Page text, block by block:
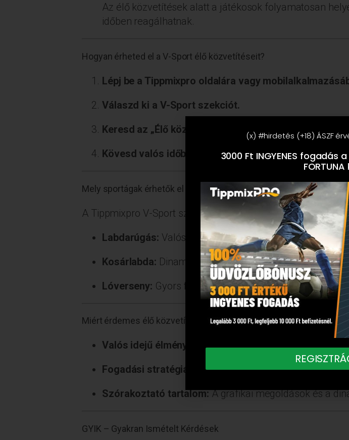
Az élő közvetítések alatt a játékosok folyamatosan
időben reagálhatnak.
Hogyan érheted el a V-Sport élő közvetítéseit?
Lépj be a Tippmixpro oldalára vagy
Válaszd ki a V-Sport szekciót.
Keresd az „Élő közvetítés” funkciót a kiválasztott
Kövesd valós időben a mérkőzések eseményeit,
Mely sportágak érhetők el élő közvetítésben?
A Tippmixpro V-Sport szekciójában számos népszerű
Labdarúgás: Valósághű szimulációk, amelyek akár a
Kosárlabda: Dinamikus és gyors tempójú események,
Lóverseny: Gyors futamok és látványos befutók várják
Miért érdemes élő közvetítéseket nézni a V-Sportban?
Valós idejű élmény:
Kövesd az eseményeket, mintha
Fogadási stratégiák tesztelése:Az élő statisztikák
Szórakoztató tartalom:A grafikai megoldások és a
GYIK – Gyakran Ismételt Kérdések
(x) #hirdetés (+18) ÁSZF
3000 Ft INGYENES fogadás